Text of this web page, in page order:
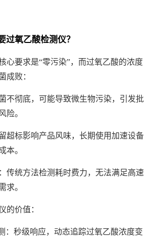
过氧乙酸检测仪？
心要求是“零污染”，而过氧乙酸的浓度
成败：
不彻底，可能导致微生物污染，引发批
险。
超标影响产品风味，长期使用加速设备
本。
传统方法检测耗时费力，无法满足高速
求。
的价值：
：秒级响应，动态追踪过氧乙酸浓度变